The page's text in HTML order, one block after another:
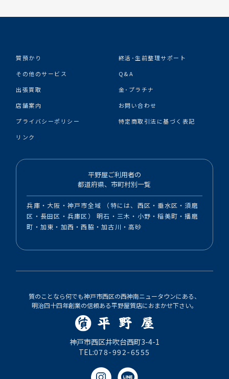
質預かり
終活･生前整理サポート
その他のサービス
Q&A
出張買取
金･プラチナ
店舗案内
お問い合わせ
プライバシーポリシー
特定商取引法に基づく表記
リンク
平野屋ご利用者の
都道府県、市町村別一覧
兵庫・大阪・神戸市全域 （特には、西区・垂水区・須磨
区・長田区・兵庫区） 明石・三木・小野・稲美町・播磨
町・加東・加西・西脇・加古川・高砂
質のことなら何でも神戸市西区の西神南ニュータウンにある、
明治四十四年創業の信頼ある平野屋質店におまかせ下さい。
神戸市西区井吹台西町3-4-1
TEL:078-992-6555